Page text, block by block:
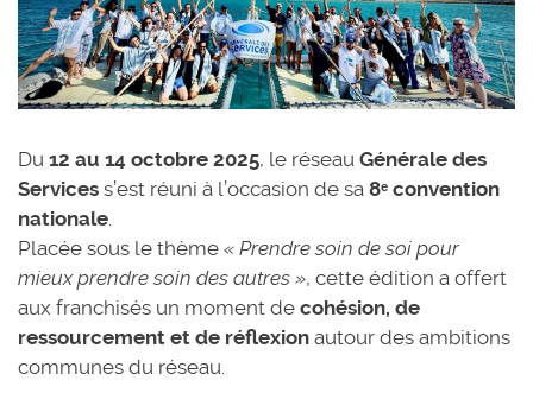
Du 12 au 14 octobre 2025, le réseau Générale des
Services s’est réuni à l’occasion de sa 8ᵉ convention
nationale
Placée sous le thème « Prendre soin de soi pour
mieux prendre soin des autres », cette édition a offert
aux franchisés un moment de cohésion, de
ressourcement et de réflexion autour des ambitions
communes du réseau.